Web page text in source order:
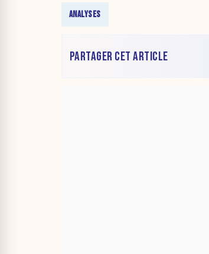
ANALYSES
PARTAGER CET ARTICLE